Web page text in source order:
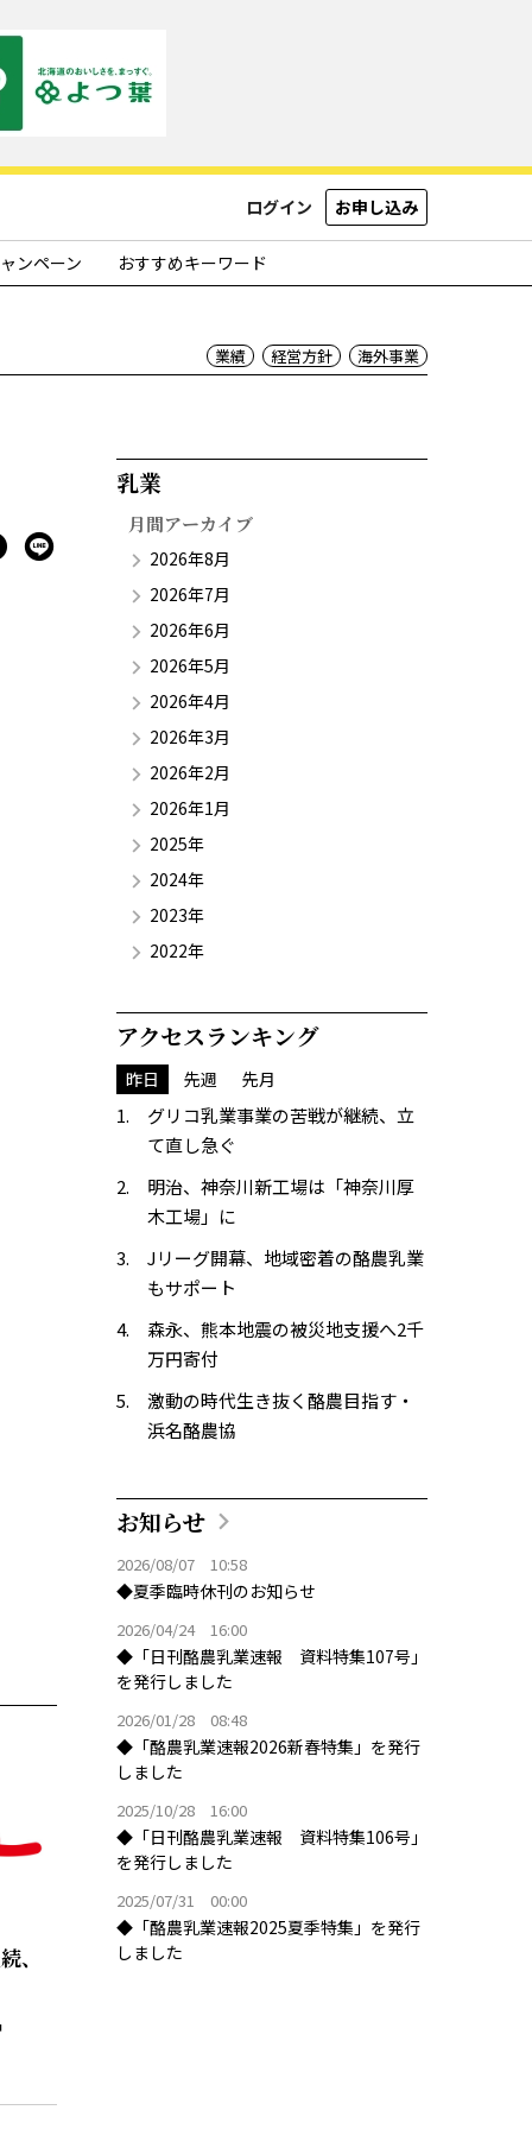
ログイン お申し込み
ンペーン おすすめキーワード
業績 経営方針 海外事業
、
乳業​
月間アーカイブ
2026年8月
2026年7月
2026年6月
2026年5月
2026年4月
2026年3月
2026年2月
2026年1月
2025年
2024年
2023年
2022年
アクセスランキング
昨日 先週 先月
グリコ乳業事業の苦戦が継続、立
て直し急ぐ
明治、神奈川新工場は「神奈川厚
木工場」に
Jリーグ開幕、地域密着の酪農乳業
もサポート
森永、熊本地震の被災地支援へ2千
万円寄付
激動の時代生き抜く酪農目指す・
浜名酪農協
お知らせ
2026/08/07 10:58
◆夏季臨時休刊のお知らせ
2026/04/24 16:00
◆「日刊酪農乳業速報 資料特集107号」
を発行しました
2026/01/28 08:48
◆「酪農乳業速報2026新春特集」を発行
しました
2025/10/28 16:00
◆「日刊酪農乳業速報 資料特集106号」
を発行しました
2025/07/31 00:00
◆「酪農乳業速報2025夏季特集」を発行
しました